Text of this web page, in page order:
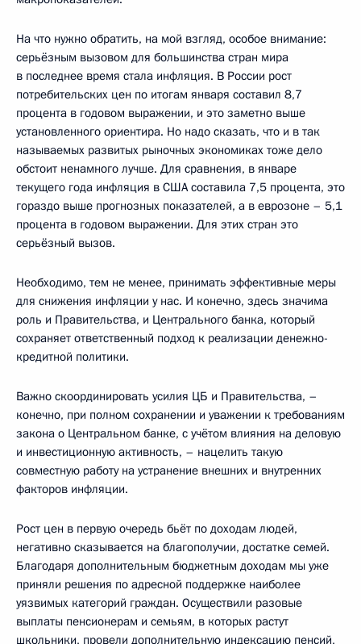
На что нужно обратить, на мой взгляд, особое внимание:
серьёзным вызовом для большинства стран мира
в последнее время стала инфляция. В России рост
потребительских цен по итогам января составил 8,7
процента в годовом выражении, и это заметно выше
установленного ориентира. Но надо сказать, что и в так
называемых развитых рыночных экономиках тоже дело
обстоит ненамного лучше. Для сравнения, в январе
текущего года инфляция в США составила 7,5 процента, это
гораздо выше прогнозных показателей, а в еврозоне – 5,1
процента в годовом выражении. Для этих стран это
серьёзный вызов.
Необходимо, тем не менее, принимать эффективные меры
для снижения инфляции у нас. И конечно, здесь значима
роль и Правительства, и Центрального банка, который
сохраняет ответственный подход к реализации денежно-
кредитной политики.
Важно скоординировать усилия ЦБ и Правительства, –
конечно, при полном сохранении и уважении к требованиям
закона о Центральном банке, с учётом влияния на деловую
и инвестиционную активность, – нацелить такую
совместную работу на устранение внешних и внутренних
факторов инфляции.
Рост цен в первую очередь бьёт по доходам людей,
негативно сказывается на благополучии, достатке семей.
Благодаря дополнительным бюджетным доходам мы уже
приняли решения по адресной поддержке наиболее
уязвимых категорий граждан. Осуществили разовые
выплаты пенсионерам и семьям, в которых растут
школьники, провели дополнительную индексацию пенсий,